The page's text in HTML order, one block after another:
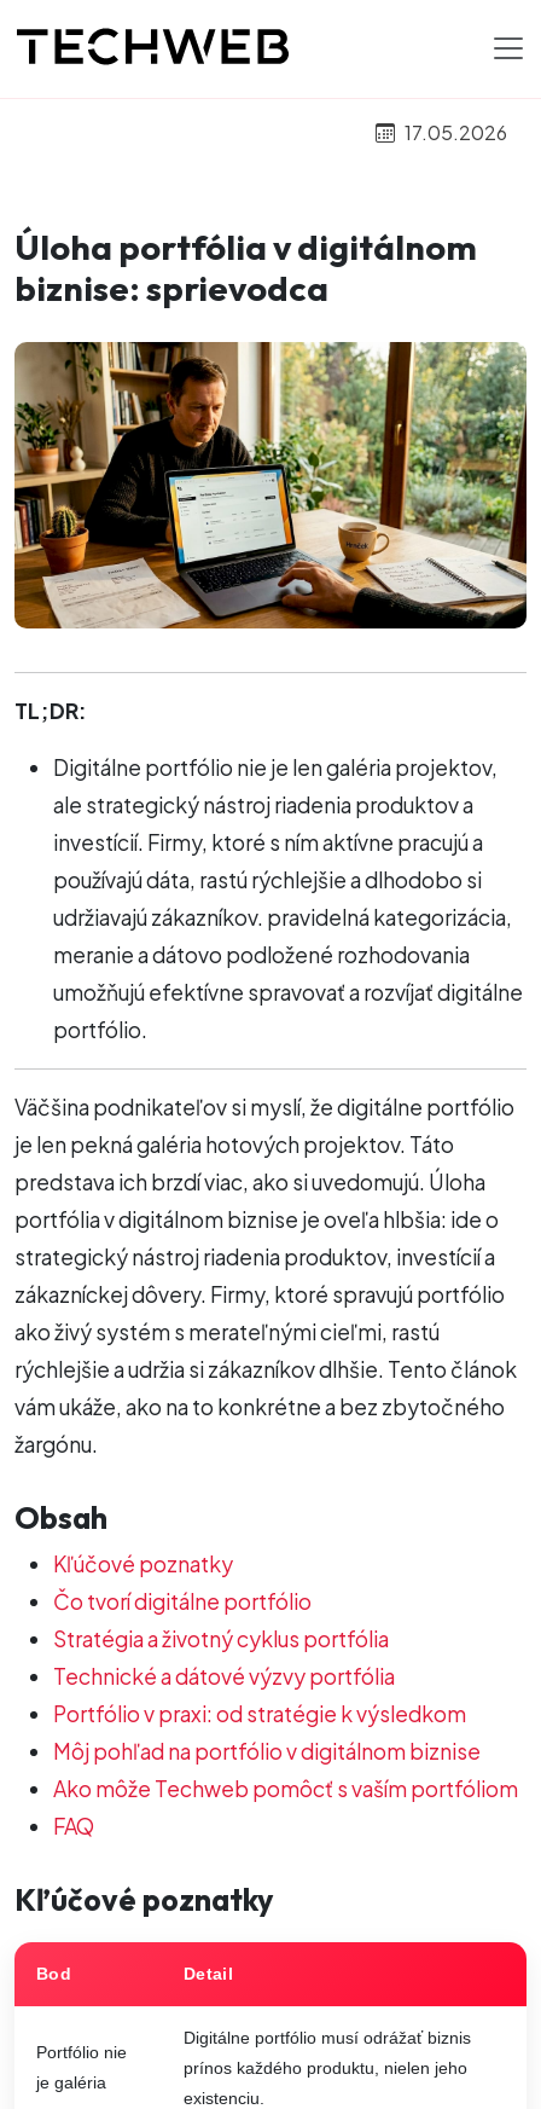
17.05.2026
Úloha portfólia v digitálnom
biznise: sprievodca
TL;DR:
Digitálne portfólio nie je len galéria projektov,
ale strategický nástroj riadenia produktov a
investícií. Firmy, ktoré s ním aktívne pracujú a
používajú dáta, rastú rýchlejšie a dlhodobo si
udržiavajú zákazníkov. pravidelná kategorizácia,
meranie a dátovo podložené rozhodovania
umožňujú efektívne spravovať a rozvíjať digitálne
portfólio.
Väčšina podnikateľov si myslí, že digitálne portfólio
je len pekná galéria hotových projektov. Táto
predstava ich brzdí viac, ako si uvedomujú. Úloha
portfólia v digitálnom biznise je oveľa hlbšia: ide o
strategický nástroj riadenia produktov, investícií a
zákazníckej dôvery. Firmy, ktoré spravujú portfólio
ako živý systém s merateľnými cieľmi, rastú
rýchlejšie a udržia si zákazníkov dlhšie. Tento článok
vám ukáže, ako na to konkrétne a bez zbytočného
žargónu.
Obsah
Kľúčové poznatky
Čo tvorí digitálne portfólio
Stratégia a životný cyklus portfólia
Technické a dátové výzvy portfólia
Portfólio v praxi: od stratégie k výsledkom
Môj pohľad na portfólio v digitálnom biznise
Ako môže Techweb pomôcť s vaším portfóliom
FAQ
Kľúčové poznatky
Bod Detail
Portfólio nie
je galéria
Digitálne portfólio musí odrážať biznis
prínos každého produktu, nielen jeho
existenciu.